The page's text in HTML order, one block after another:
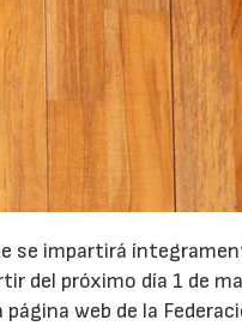
se impartirá
del próximo día 1 de
página web de la